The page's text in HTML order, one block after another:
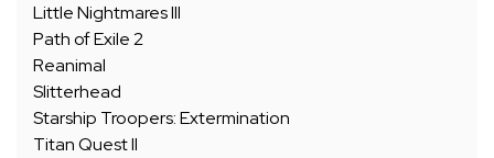
Little Nightmares III
Path of Exile 2
Reanimal
Slitterhead
Starship Troopers: Extermination
Titan Quest II